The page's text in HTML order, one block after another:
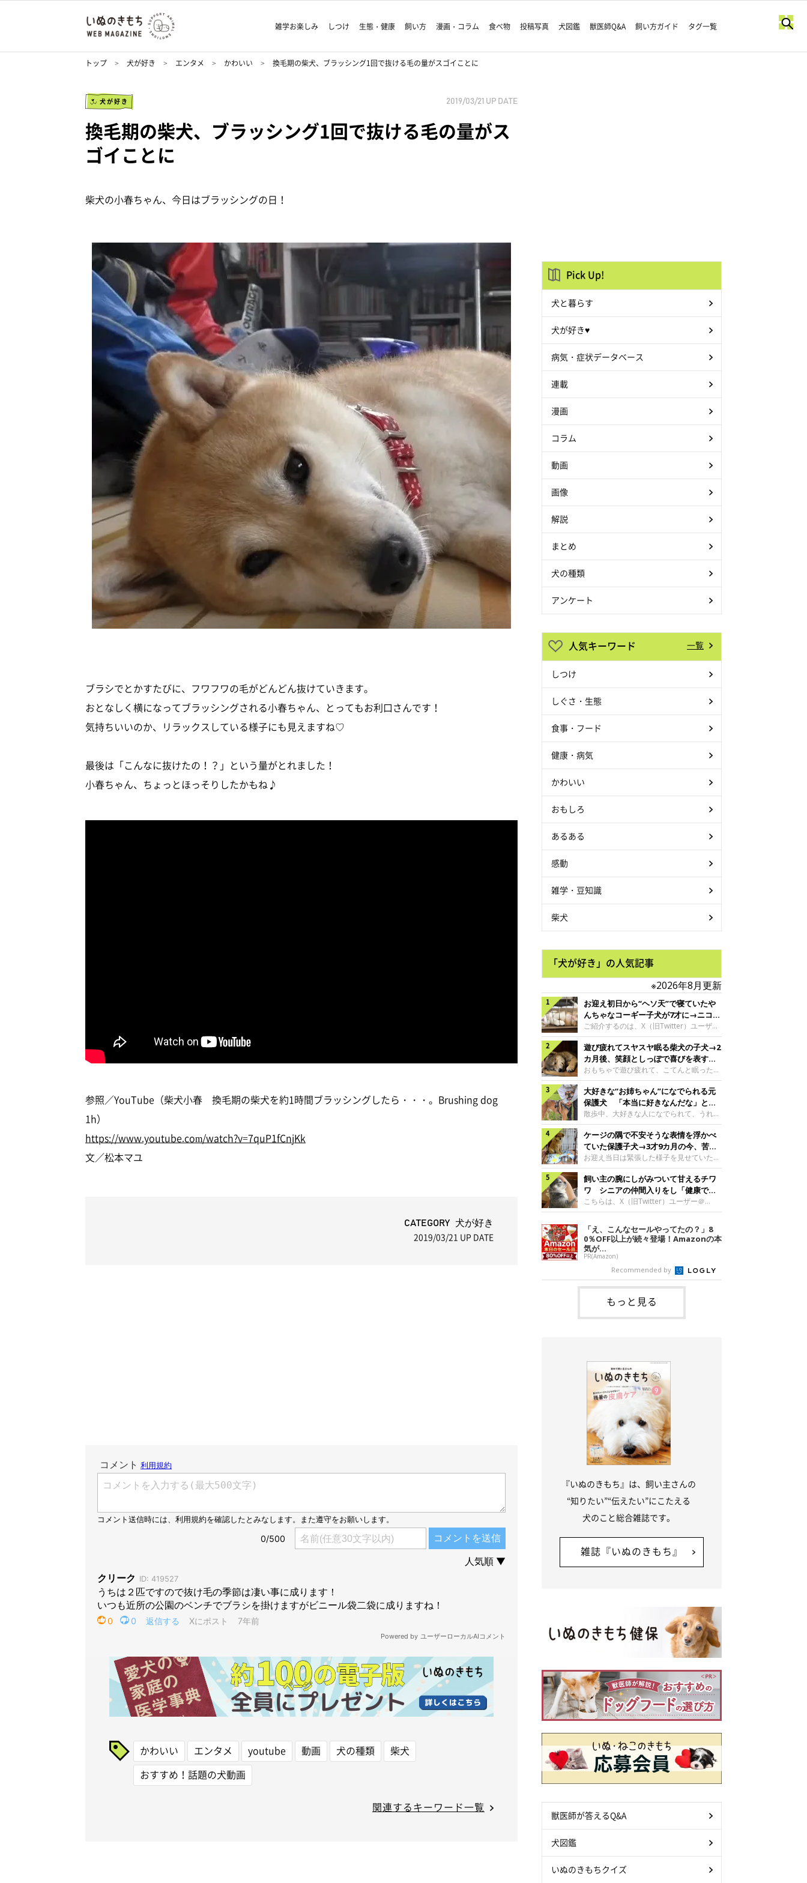
雑学お楽しみ しつけ 生態・健康 飼い方 漫画・コラム 食べ物 投稿写真 犬図鑑 獣医師Q&A 飼い方ガイド タグ一覧
トップ 犬が好き エンタメ かわいい 換毛期の柴犬、ブラッシング1回で抜ける毛の量がスゴイことに
犬が好き 2019/03/21 UP DATE
換毛期の柴犬、ブラッシング1回で抜ける毛の量がス
ゴイことに
柴犬の小春ちゃん、今日はブラッシングの日！
ブラシでとかすたびに、フワフワの毛がどんどん抜けていきます。
おとなしく横になってブラッシングされる小春ちゃん、とってもお利口さんです！
気持ちいいのか、リラックスしている様子にも見えますね♡
最後は「こんなに抜けたの！？」という量がとれました！
小春ちゃん、ちょっとほっそりしたかもね♪
参照／YouTube（柴犬小春 換毛期の柴犬を約1時間ブラッシングしたら・・・。Brushing dog
1h）
https://www.youtube.com/watch?v=7quP1fCnjKk
文／松本マユ
CATEGORY 犬が好き
2019/03/21 UP DATE
かわいい エンタメ youtube 動画 犬の種類
柴犬
おすすめ！話題の犬動画
関連するキーワード一覧
Pick Up!
犬と暮らす
犬が好き♥
病気・症状データベース
連載
漫画
コラム
動画
画像
解説
まとめ
犬の種類
アンケート
人気キーワード 一覧
しつけ
しぐさ・生態
食事・フード
健康・病気
かわいい
おもしろ
あるある
感動
雑学・豆知識
柴犬
「犬が好き」の人気記事
※2026年8月更新
お迎え初日から“ヘソ天”で寝ていたや
んちゃなコーギー子犬が7才に→ニコニ
コ“コーギースマイル”が魅力のコに成
長！
ご紹介するのは、X（旧Twitter）ユーザー
＠Kus1oKg2vsgdWS2さんの愛犬でウェル
シュ・コーギー・ペンブロークの神楽ちゃ
ん。今年の8月で7才になるという神楽ちゃ
んですが、いったいどんな子犬時代を過ご
したのでしょうか。今回は、神楽ちゃんの
成長を飼い主さんと振り返ります！神楽ち
ゃんの成長について聞いた！お迎えから数
日後の神楽ちゃん（撮影時生後2カ月）＠
Kus1oKg2vsgdWS2――お迎え当初の神楽
ちゃんの様子について教えてください。飼
い主さん： 「お迎え当日から“ヘソ天”で寝
るようなコでし
遊び疲れてスヤスヤ眠る柴犬の子犬→2
カ月後、笑顔としっぽで喜びを表すコ
に成長！
おもちゃで遊び疲れて、こてんと眠った子
犬。あれから2カ月、表情や行動にさまざ
まな変化が見られるようになりました。遊
び疲れて眠る生後2カ月のなっちゃん遊び
疲れた様子のなっちゃん。@Pkndg_紹介
するのは、X（旧Twitter）ユーザー
@Pkndg_さんの愛犬・なっちゃん（取材
時、生後4カ月／柴犬）。こちらの写真
は、なっちゃんが生後2カ月のころに撮影
された一枚です。この日、なっちゃんは家
族と一緒におもちゃで遊んでいました。た
くさん遊んで疲れたのか、その後は眠り始
めたそうです。眠るなっちゃん。
@Pkndg_
大好きな“お姉ちゃん”になでられる元
保護犬 「本当に好きなんだな」と感
じる表情にほっこり
散歩中、大好きな人になでられて、うれし
そうな表情を見せる元保護犬。甘えるよう
な姿に、見ているこちらまでほっこりしま
す。大好きな“お姉ちゃん”に甘える小次郎
くん妹さんになでてもらい、うれしそうな
表情を見せる小次郎くん（2026年6月撮
影）。@mika_Jimmy紹介するのは、X（旧
Twitter）ユーザー@mika_Jimmyさんの愛
犬・小次郎くん（撮影時5才）。こちら
は、飼い主さんの妹さんと一緒に散歩をし
日、飼い主さんは実家から自宅へ帰る途
中、妹さんと公園で待ち合わせ
ケージの隅で不安そうな表情を浮かべ
ていた保護子犬→3才9カ月の今、苦手
を克服し頼もしいコに成長！
お迎え当日は緊張した様子を見せていた元
野犬の保護子犬。あれから約3年半、苦手
だったことを一つひとつ克服し、家族に寄
り添う姿を見せています。お迎え当日、ケ
ージの隅で不安そうにお迎え当日のシルビ
アちゃん。@nemonemotos今回紹介する
@nemonemotosさんの愛犬・シルビアち
ゃん（撮影当時、生後推定2カ月）。飼い
主さんが「#最初に撮った一枚」として投
稿した写真には、ケージの隅で不安そうな
表情を浮かべるシルビアちゃんの姿が写っ
ていました。こちらは、保護犬だったシル
飼い主の腕にしがみついて甘えるチワ
ワ シニアの仲間入りをし「健康で穏
やかな暮らしが続いてほしい」と願う
こちらは、X（旧Twitter）ユーザー＠
kotubusuke617さんが投稿した写真。写
っているのは、愛犬でチワワのつぶしゃん
（本名：こつぶちゃん）です。飼い主さん
の腕にしがみつくつぶしゃん（撮影時6
才）＠kotubusuke617撮影当時の状況に
ついて伺うと、飼い主さんはこう教えてく
れました。飼い主さん： 「ある休日のこ
とです。私がソファに座った途端にひざの
上にのってきたので、そのままなでながら
テレビを見ていたのですが、微動だにしな
いので気になって見てみると、腕にしがみ
「え、こんなセールやってたの？」8
0％OFF以上が続々登場！Amazonの本
気が...
PR(Amazon)
Recommended by
もっと見る
『いぬのきもち』は、飼い主さんの
“知りたい”“伝えたい”にこたえる
犬のこと総合雑誌です。
雑誌『いぬのきもち』
獣医師が答えるQ&A
犬図鑑
いぬのきもちクイズ